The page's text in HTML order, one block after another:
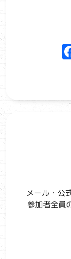
メール・公
参加者全員